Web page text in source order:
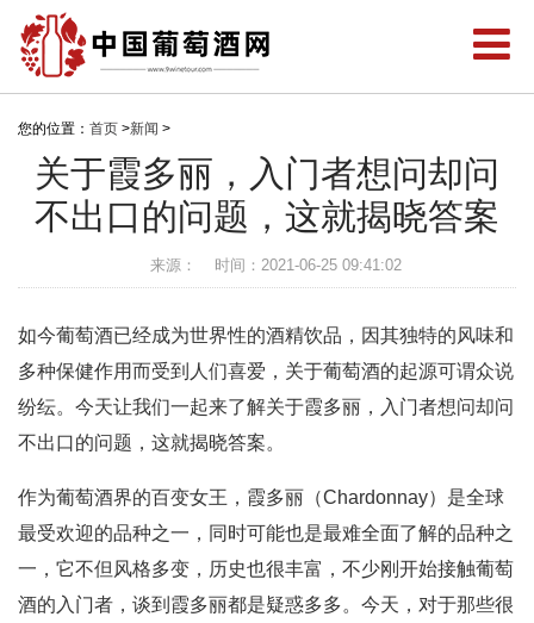
您的位置： 首页 >新闻 >
关于霞多丽，入门者想问却问
不出口的问题，这就揭晓答案
来源： 时间：2021-06-25 09:41:02
如今葡萄酒已经成为世界性的酒精饮品，因其独特的风味和
多种保健作用而受到人们喜爱，关于葡萄酒的起源可谓众说
纷纭。今天让我们一起来了解关于霞多丽，入门者想问却问
不出口的问题，这就揭晓答案。
作为葡萄酒界的百变女王，霞多丽（Chardonnay）是全球
最受欢迎的品种之一，同时可能也是最难全面了解的品种之
一，它不但风格多变，历史也很丰富，不少刚开始接触葡萄
酒的入门者，谈到霞多丽都是疑惑多多。今天，对于那些很